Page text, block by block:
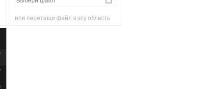
или перетащи файл в эту область